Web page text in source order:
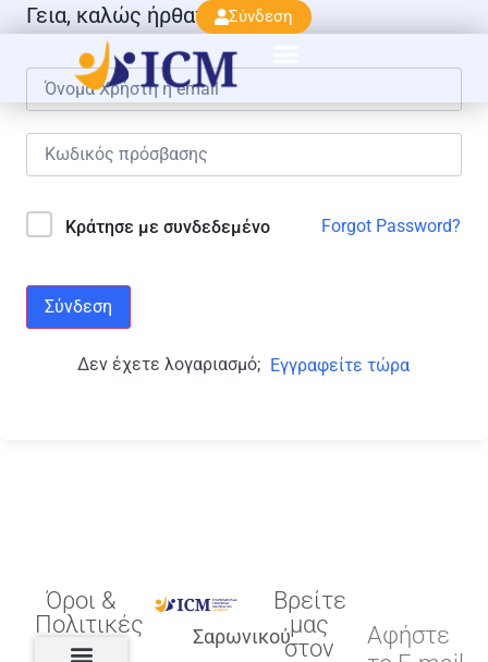
Σύνδεση
Γεια, καλώς ήρθατε πάλι!
Κράτησε με συνδεδεμένο Forgot Password?
Σύνδεση
Δεν έχετε λογαριασμό; Εγγραφείτε τώρα
Όροι &
Πολιτικές
Σαρωνικού
Βρείτε
μας
στον
Αφήστε